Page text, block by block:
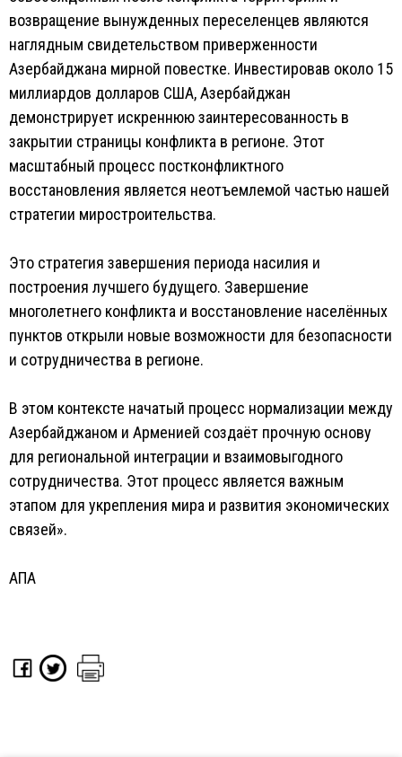
возвращение вынужденных переселенцев являются
наглядным свидетельством приверженности
Азербайджана мирной повестке. Инвестировав около 15
миллиардов долларов США, Азербайджан
демонстрирует искреннюю заинтересованность в
закрытии страницы конфликта в регионе. Этот
масштабный процесс постконфликтного
восстановления является неотъемлемой частью нашей
стратегии миростроительства.
Это стратегия завершения периода насилия и
построения лучшего будущего. Завершение
многолетнего конфликта и восстановление населённых
пунктов открыли новые возможности для безопасности
и сотрудничества в регионе.
В этом контексте начатый процесс нормализации между
Азербайджаном и Арменией создаёт прочную основу
для региональной интеграции и взаимовыгодного
сотрудничества. Этот процесс является важным
этапом для укрепления мира и развития экономических
связей».
АПА